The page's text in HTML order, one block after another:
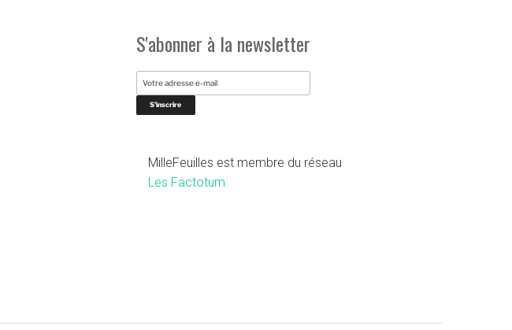
S'abonner à la newsletter
MilleFeuilles est membre du réseau
Les Factotum